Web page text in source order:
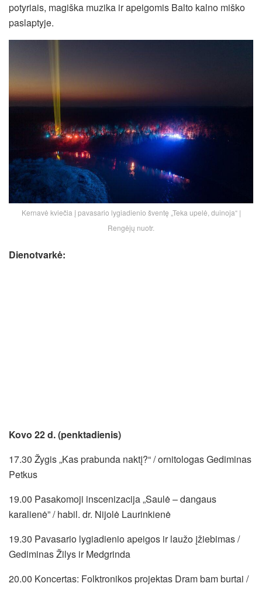
potyriais, magiška muzika ir apeigomis Balto kalno miško
paslaptyje.
Kernavė kviečia į pavasario lygiadienio šventę „Teka upelė, duinoja“ |
Rengėjų nuotr.
Dienotvarkė:
Kovo 22 d. (penktadienis)
17.30 Žygis „Kas prabunda naktį?“ / ornitologas Gediminas
Petkus
19.00 Pasakomoji inscenizacija „Saulė – dangaus
karalienė” / habil. dr. Nijolė Laurinkienė
19.30 Pavasario lygiadienio apeigos ir laužo įžiebimas /
Gediminas Žilys ir Medgrinda
20.00 Koncertas: Folktronikos projektas Dram bam burtai /